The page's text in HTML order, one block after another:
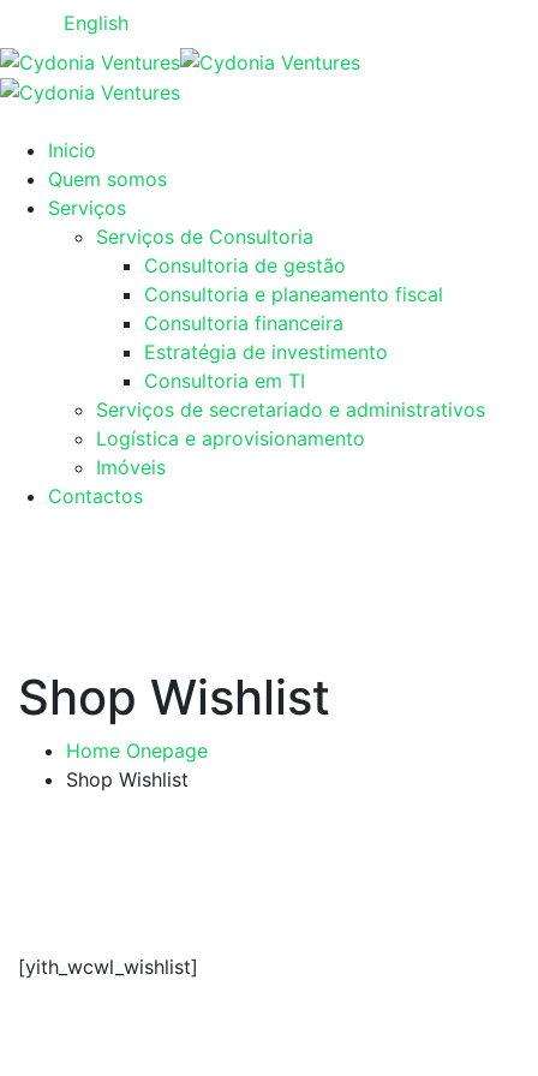
English
Inicio
Quem somos
Serviços
Serviços de Consultoria
Consultoria de gestão
Consultoria e planeamento fiscal
Consultoria financeira
Estratégia de investimento
Consultoria em TI
Serviços de secretariado e administrativos
Logística e aprovisionamento
Imóveis
Contactos
Shop Wishlist
Home Onepage
Shop Wishlist
[yith_wcwl_wishlist]